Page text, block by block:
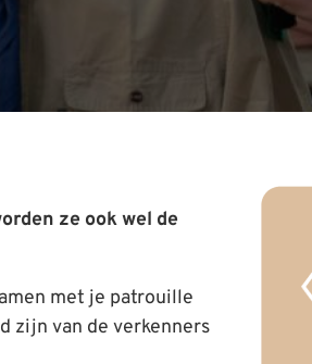
ze ook wel de
met je patrouille
zijn van de verkenners